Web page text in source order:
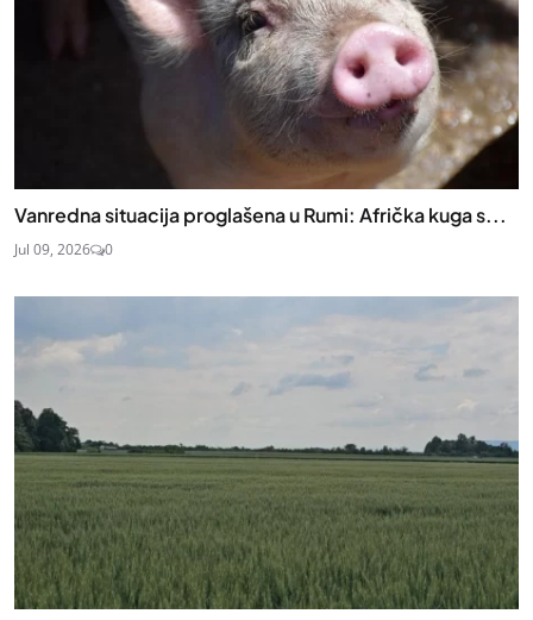
Vanredna situacija proglašena u Rumi: Afrička kuga s...
Jul 09, 2026 0